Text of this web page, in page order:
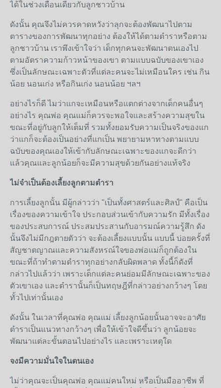
ได้ในช่วงเดือนเดียวกับลูกชาวบ้าน
ดังนั้น คุณจึงไม่ควรคาดหวังว่าลุกจะต้องพัฒนาไปตาม
ตารางของการพัฒนาทุกอย่าง ต้องให้ได้ตามตำราหรือตาม
ลูกชาวบ้าน เราพึงเข้าใจว่า เด็กทุกคนจะพัฒนาตนเองไป
ตามอัตราความก้าวหน้าของเขา ตามแบบฉบับของเขาเอง
ซึ่งเป็นลักษณะเฉพาะตัวที่แต่ละคนจะไม่เหมือนใคร เช่น กิน
น้อย นอนเก่ง หรือกินเก่ง นอนน้อย ฯลฯ
อย่างไรก็ดี ไมว่าแกจะเหมือนหรือแตกต่างจากเด็กคนอื่นๆ
อย่างไร คุณพ่อ คุณแม่ก็ควรจะพอใจและสร้างความสุขใน
ขณะที่อยู่กับลูกให้เต็มที่ รวมทั้งยอมรับความเป็นจริงของแก
ว่าแกก็จะต้องเป็นอย่างที่แกเป็น พยายามหาทางตามแบบ
ฉบับของคุณเองให้เข้ากับลักษณะเฉพาะของแกจะดีกว่า
แล้วคุณและลูกน้อยก็จะมีความสุขด้วยกันอย่างแท้จริง
ไม่จำเป็นต้องเลี้ยงลูกตามตำรา
การเลี้ยงลูกนั้น มีผู้กล่าวว่า "เป็นทั้งศาสตร์และศิลป์" คือเป็น
เรื่องของความเข้าใจ ประกอบส่วนเข้ากับความรัก มีทั้งเรื่อง
ของประสบการณ์ ประสมประสานกับอารมณ์ความรู้สึก ดัง
นั้นจึงไม่มีกฎตายตัวว่า จะต้องเลี้ยงแบบนั้น แบบนี้ บ่อยครั้งที่
สัญชาตญาณและความสังหรณ์ใจของพ่อแม่ก็ถูกต้องใน
ขณะที่ถ้าทำตามตำราทุกอย่างกลับผิดพลาด ทั้งนี้ก็ดังที่
กล่าวไปแล้วว่า เพราะเด็กแต่ละคนย่อมมีลักษณะเฉพาะของ
ตัวเขาเอง และตำรานั้นก็เป็นทฤษฎีที่กล่าวอย่างกว้างๆ โดย
ทั้วไปเท่านั้นเอง
ดังนั้น ในเวลาที่คุณพ่อ คุณแม่ เลี้ยงลูกน้อยนั้นอาจจะอาศัย
ตำราเป็นแนวทางกว้างๆ เพื่อให้เข้าใจดีขึ้นว่า ลูกน้อยจะ
พัฒนาแต่ละขั้นตอนไปอย่างไร และเพราะเหตุใด
จงมีความมั่นใจในตนเอง
ไม่ว่าคุณจะเป็นคุณพ่อ คุณแม่คนใหม่ หรือเป็นมืออาชีพ ที่